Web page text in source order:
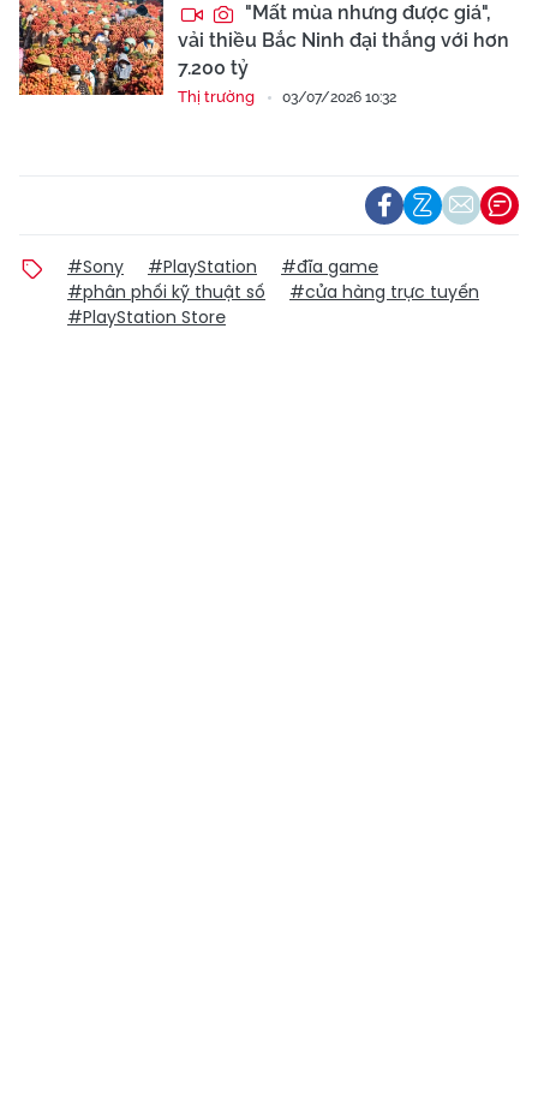
"Mất mùa nhưng được giá",
vải thiều Bắc Ninh đại thắng với hơn
7.200 tỷ
Thị trường 03/07/2026 10:32
#Sony #PlayStation
#đĩa game
#phân phối kỹ thuật số
#cửa hàng trực tuyến
#PlayStation Store